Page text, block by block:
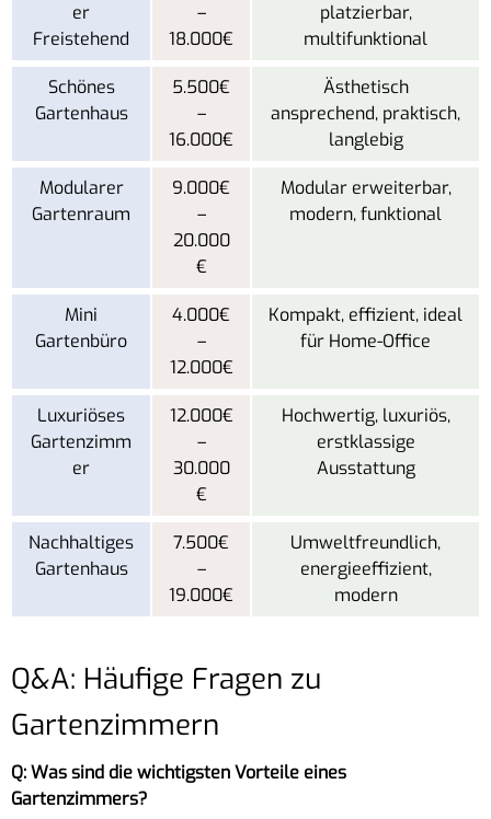
er
Freistehend
–
18.000€
platzierbar,
multifunktional
Schönes
Gartenhaus
5.500€
–
16.000€
Ästhetisch
ansprechend, praktisch,
langlebig
Modularer
Gartenraum
9.000€
–
20.000
€
Modular erweiterbar,
modern, funktional
Mini
Gartenbüro
4.000€
–
12.000€
Kompakt, effizient, ideal
für Home-Office
Luxuriöses
Gartenzimm
er
12.000€
–
30.000
€
Hochwertig, luxuriös,
erstklassige
Ausstattung
Nachhaltiges
Gartenhaus
7.500€
–
19.000€
Umweltfreundlich,
energieeffizient,
modern
Q&A: Häufige Fragen zu
Gartenzimmern
Q: Was sind die wichtigsten Vorteile eines
Gartenzimmers?